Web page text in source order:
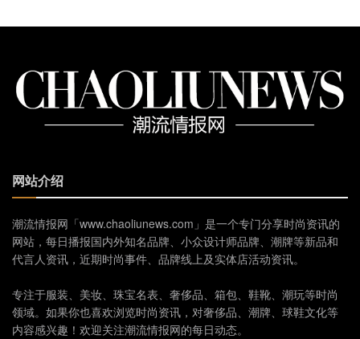
网站介绍
潮流情报网「www.chaoliunews.com」是一个专门分享时尚资讯的
网站，每日播报国内外知名品牌、小众设计师品牌、潮牌等新品和
代言人资讯，近期时尚事件、品牌线上及实体店活动资讯。
专注于服装、美妆、珠宝名表、奢侈品、箱包、鞋靴、潮玩等时尚
领域。如果你也喜欢浏览时尚资讯，对奢侈品、潮牌、球鞋文化等
内容感兴趣！欢迎关注潮流情报网的每日动态。